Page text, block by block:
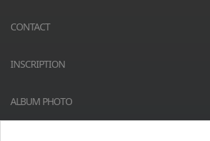
CONTACT
INSCRIPTION
ALBUM PHOTO